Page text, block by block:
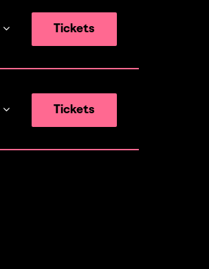
Tickets
Tickets